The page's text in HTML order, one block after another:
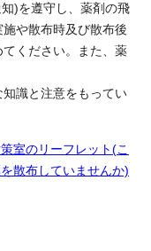
)を遵守し、薬剤の飛
や散布時及び散布後
ください。また、薬
識と注意をもってい
室のリーフレット(こ
散布していませんか)